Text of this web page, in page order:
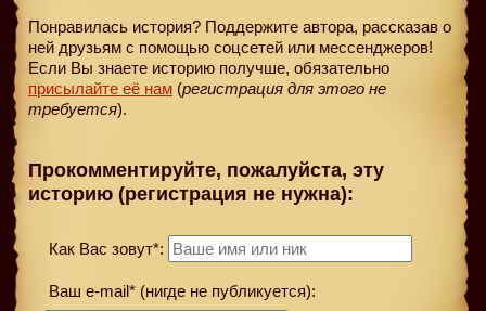
Понравилась история? Поддержите автора, рассказав о
ней друзьям с помощью соцсетей или мессенджеров!
Если Вы знаете историю получше, обязательно
присылайте её нам (регистрация для этого не
требуется).
Прокомментируйте, пожалуйста, эту
историю (регистрация не нужна):
Как Вас зовут*:
Ваш e-mail* (нигде не публикуется):